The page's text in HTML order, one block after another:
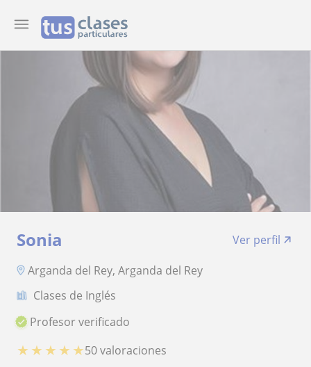
Sonia
Ver perfil
Arganda del Rey, Arganda del Rey
Clases de Inglés
Profesor verificado
★ ★ ★ ★ ★50 valoraciones